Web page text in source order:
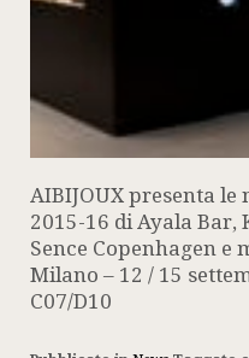
AIBIJOUX presenta
2015-16 di Ayala Bar,
Sence Copenhagen e
Milano – 12 / 15
C07/D10